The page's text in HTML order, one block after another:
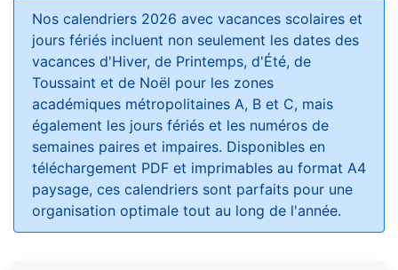
Nos calendriers 2026 avec vacances scolaires et
jours fériés incluent non seulement les dates des
vacances d'Hiver, de Printemps, d'Été, de
Toussaint et de Noël pour les zones
académiques métropolitaines A, B et C, mais
également les jours fériés et les numéros de
semaines paires et impaires. Disponibles en
téléchargement PDF et imprimables au format A4
paysage, ces calendriers sont parfaits pour une
organisation optimale tout au long de l'année.